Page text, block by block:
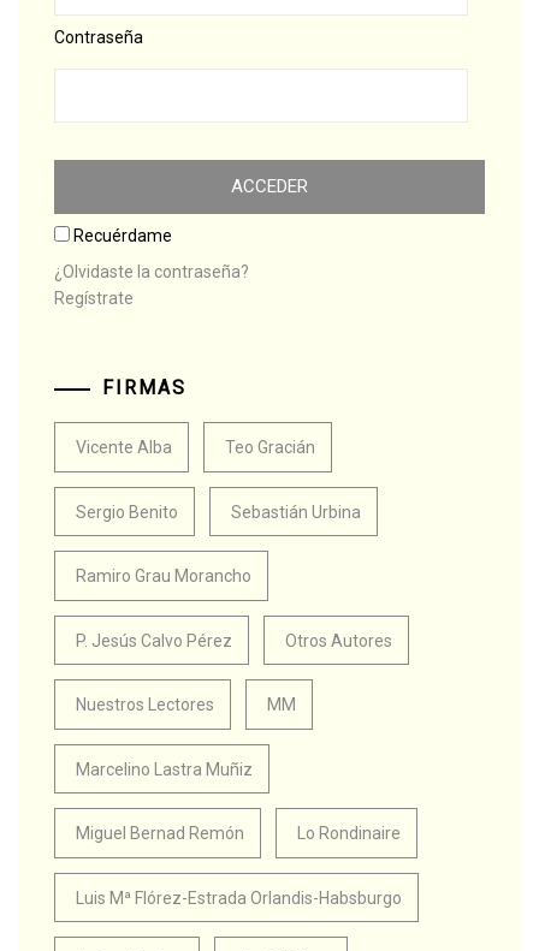
Contraseña
Recuérdame
¿Olvidaste la contraseña?
Regístrate
FIRMAS
Vicente Alba Teo Gracián
Sergio Benito Sebastián Urbina
Ramiro Grau Morancho
P. Jesús Calvo Pérez Otros Autores
Nuestros Lectores MM
Marcelino Lastra Muñiz
Miguel Bernad Remón Lo Rondinaire
Luis Mª Flórez-Estrada Orlandis-Habsburgo